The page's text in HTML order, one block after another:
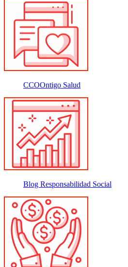
CCOOntigo Salud
Blog Responsabilidad Social